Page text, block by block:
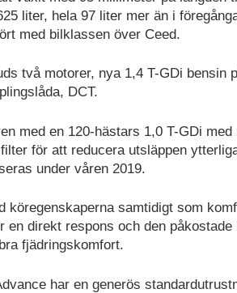
liter, hela 97 liter mer än i
med bilklassen över Ceed.
två motorer, nya 1,4 T-GDi bensin
DCT.
med en 120-hästars 1,0 T-GDi
för att reducera utsläppen
under våren 2019.
köregenskaperna samtidigt som
en direkt respons och den
fjädringskomfort.
har en generös